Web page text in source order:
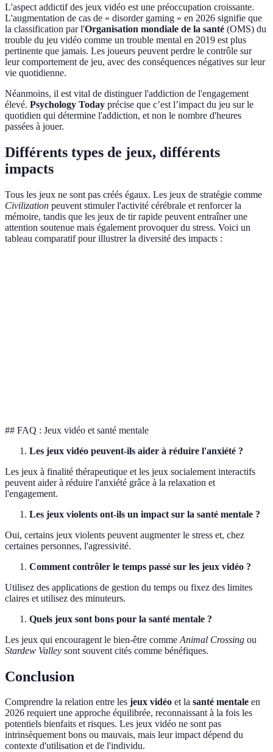
L'aspect addictif des jeux vidéo est une préoccupation croissante.
L'augmentation de cas de « disorder gaming » en 2026 signifie que
la classification par l'Organisation mondiale de la santé (OMS) du
trouble du jeu vidéo comme un trouble mental en 2019 est plus
pertinente que jamais. Les joueurs peuvent perdre le contrôle sur
leur comportement de jeu, avec des conséquences négatives sur leur
vie quotidienne.
Néanmoins, il est vital de distinguer l'addiction de l'engagement
élevé. Psychology Today précise que c’est l’impact du jeu sur le
quotidien qui détermine l'addiction, et non le nombre d'heures
passées à jouer.
Différents types de jeux, différents
impacts
Tous les jeux ne sont pas créés égaux. Les jeux de stratégie comme
Civilization peuvent stimuler l'activité cérébrale et renforcer la
mémoire, tandis que les jeux de tir rapide peuvent entraîner une
attention soutenue mais également provoquer du stress. Voici un
tableau comparatif pour illustrer la diversité des impacts :
## FAQ : Jeux vidéo et santé mentale
Les jeux vidéo peuvent-ils aider à réduire l'anxiété ?
Les jeux à finalité thérapeutique et les jeux socialement interactifs
peuvent aider à réduire l'anxiété grâce à la relaxation et
l'engagement.
Les jeux violents ont-ils un impact sur la santé mentale ?
Oui, certains jeux violents peuvent augmenter le stress et, chez
certaines personnes, l'agressivité.
Comment contrôler le temps passé sur les jeux vidéo ?
Utilisez des applications de gestion du temps ou fixez des limites
claires et utilisez des minuteurs.
Quels jeux sont bons pour la santé mentale ?
Les jeux qui encouragent le bien-être comme Animal Crossing ou
Stardew Valley sont souvent cités comme bénéfiques.
Conclusion
Comprendre la relation entre les jeux vidéo et la santé mentale en
2026 requiert une approche équilibrée, reconnaissant à la fois les
potentiels bienfaits et risques. Les jeux vidéo ne sont pas
intrinsèquement bons ou mauvais, mais leur impact dépend du
contexte d'utilisation et de l'individu.